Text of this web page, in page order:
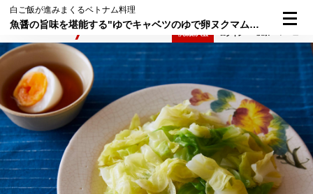
白ご飯が進みまくるベトナム料理
魚醤の旨味を堪能する"ゆでキャベツのゆで卵ヌクマムだれ"